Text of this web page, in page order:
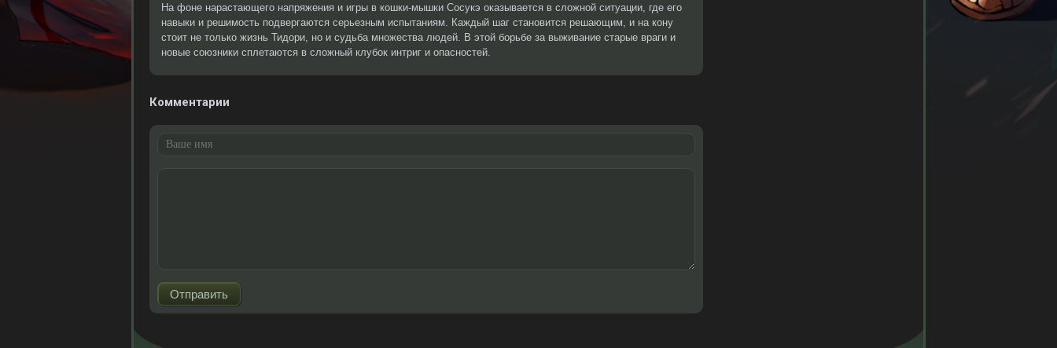
На фоне нарастающего напряжения и игры в кошки-мышки Сосукэ оказывается в сложной ситуации, где его
навыки и решимость подвергаются серьезным испытаниям. Каждый шаг становится решающим, и на кону
стоит не только жизнь Тидори, но и судьба множества людей. В этой борьбе за выживание старые враги и
новые союзники сплетаются в сложный клубок интриг и опасностей.
Комментарии